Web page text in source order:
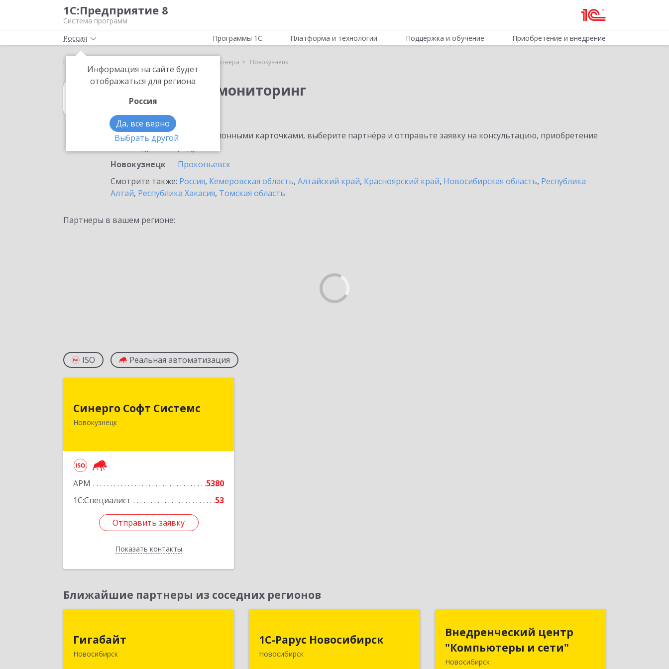
1С:Предприятие 8
Система программ
Россия
Информация на сайте будет
отображаться для региона
Россия
Да, все верно
Выбрать другой
Программы 1С Платформа и технологии Поддержка и обучение Приобретение и внедрение
Главная Выбор партнёра Новокузнецк
1С:Налоговый мониторинг
в Новокузнецке
Ознакомьтесь с информационными карточками, выберите партнёра и отправьте заявку на консультацию, приобретение
Новокузнецк
Прокопьевск
Смотрите также: Россия, Кемеровская область, Алтайский край, Красноярский край, Новосибирская область, Республика
Алтай, Республика Хакасия, Томская область
Партнеры в вашем регионе:
ISO Реальная автоматизация
Синерго Софт Системс
Новокузнецк
АРМ
5380
1С:Специалист
53
Отправить заявку
Показать контакты
654005, Кемеровская обл,
Новокузнецк г, Строителей пр-кт,
Отправить заявку
Назад
Ближайшие партнеры из соседних регионов
Гигабайт
Новосибирск
Новосибирск г, Ядринцевская ул, дом
1С-Рарус Новосибирск
Новосибирск
630015, Новосибирская обл,
Новосибирск г, Планетная ул, дом №
Внедренческий центр
"Компьютеры и сети"
Новосибирск
Внедренческий центр
"Компьютеры и сети"
630075, Новосибирская обл,